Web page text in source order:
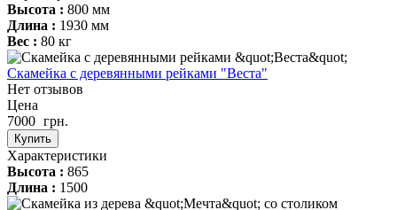
Высота : 800 мм
Длина : 1930 мм
Вес : 80 кг
Скамейка с деревянными рейками "Веста"
Нет отзывов
Цена
7000 грн.
Купить
Характеристики
Высота : 865
Длина : 1500